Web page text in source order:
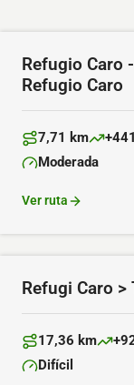
Refugio Caro
Refugio Caro
Distancia:
7,71 km
Dificultad:
Moderada
Ver ruta
Refugi Caro >
Distancia:
17,36 km
Dificultad:
Difícil